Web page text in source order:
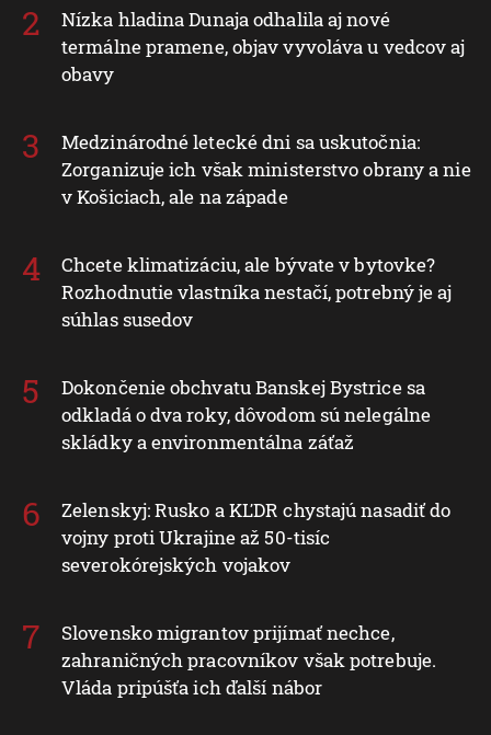
Nízka hladina Dunaja odhalila aj nové
termálne pramene, objav vyvoláva u vedcov aj
obavy
Medzinárodné letecké dni sa uskutočnia:
Zorganizuje ich však ministerstvo obrany a nie
v Košiciach, ale na západe
Chcete klimatizáciu, ale bývate v bytovke?
Rozhodnutie vlastníka nestačí, potrebný je aj
súhlas susedov
Dokončenie obchvatu Banskej Bystrice sa
odkladá o dva roky, dôvodom sú nelegálne
skládky a environmentálna záťaž
Zelenskyj: Rusko a KĽDR chystajú nasadiť do
vojny proti Ukrajine až 50-tisíc
severokórejských vojakov
Slovensko migrantov prijímať nechce,
zahraničných pracovníkov však potrebuje.
Vláda pripúšťa ich ďalší nábor